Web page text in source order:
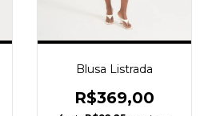
Blusa Listrada
R$369,00